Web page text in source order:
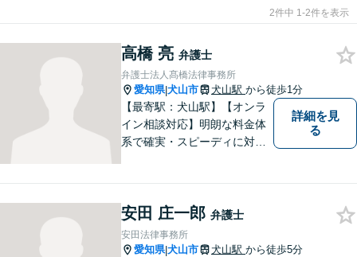
2件中 1-2件を表示
高橋 亮 弁護士
弁護士法人髙橋法律事務所
愛知県|犬山市 犬山駅 から徒歩1分
【最寄駅：犬山駅】【オンラ
イン相談対応】明朗な料金体
系で確実・スピーディに対応
に対応します。【初回相談無
料】法律トラブルでお悩みの
方は、お気軽にご相談くださ
詳細を見
る
安田 庄一郎 弁護士
安田法律事務所
愛知県|犬山市 犬山駅 から徒歩5分